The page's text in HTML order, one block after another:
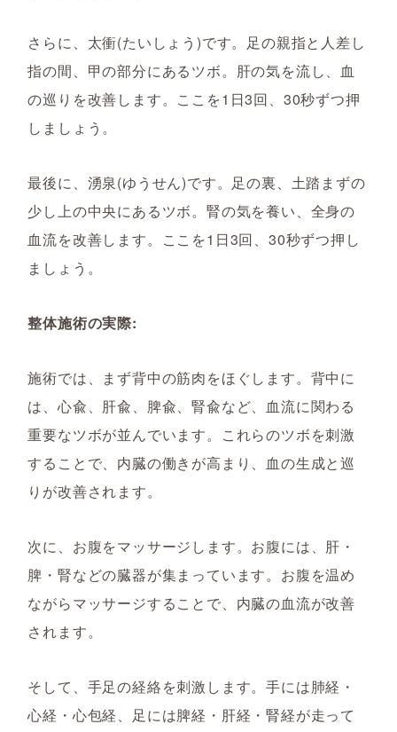
さらに、太衝(たいしょう)です。足の親指と人差し
指の間、甲の部分にあるツボ。肝の気を流し、血
の巡りを改善します。ここを1日3回、30秒ずつ押
しましょう。
最後に、湧泉(ゆうせん)です。足の裏、土踏まずの
少し上の中央にあるツボ。腎の気を養い、全身の
血流を改善します。ここを1日3回、30秒ずつ押し
ましょう。
整体施術の実際:
施術では、まず背中の筋肉をほぐします。背中に
は、心兪、肝兪、脾兪、腎兪など、血流に関わる
重要なツボが並んでいます。これらのツボを刺激
することで、内臓の働きが高まり、血の生成と巡
りが改善されます。
次に、お腹をマッサージします。お腹には、肝・
脾・腎などの臓器が集まっています。お腹を温め
ながらマッサージすることで、内臓の血流が改善
されます。
そして、手足の経絡を刺激します。手には肺経・
心経・心包経、足には脾経・肝経・腎経が走って